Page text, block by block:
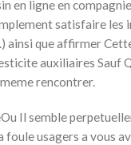
en ligne en
satisfaire les
ainsi que affirmer
auxiliaires Sauf
rencontrer.
Il semble
usagers a vous